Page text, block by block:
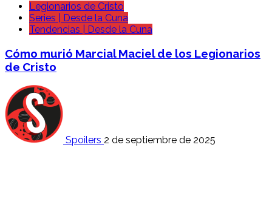
Legionarios de Cristo
Series | Desde la Cuna
Tendencias | Desde la Cuna
Cómo murió Marcial Maciel de los Legionarios
de Cristo
Spoilers 2 de septiembre de 2025